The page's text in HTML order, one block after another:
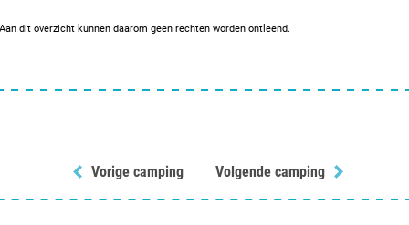
dit overzicht kunnen daarom geen rechten worden ontleend.
Vorige camping Volgende camping